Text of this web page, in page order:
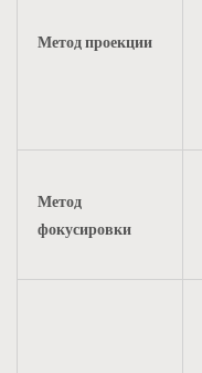
Метод проекции
Метод
фокусировки